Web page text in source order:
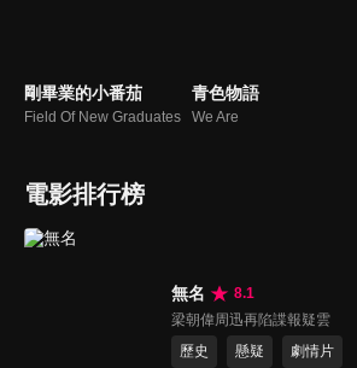
剛畢業的小番茄
Field Of New Graduates
青色物語
We Are
電影排行榜
無名
8.1
梁朝偉周迅再陷諜報疑雲
歷史
懸疑 劇情片